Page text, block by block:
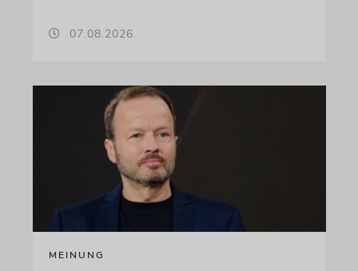
07.08.2026
MEINUNG